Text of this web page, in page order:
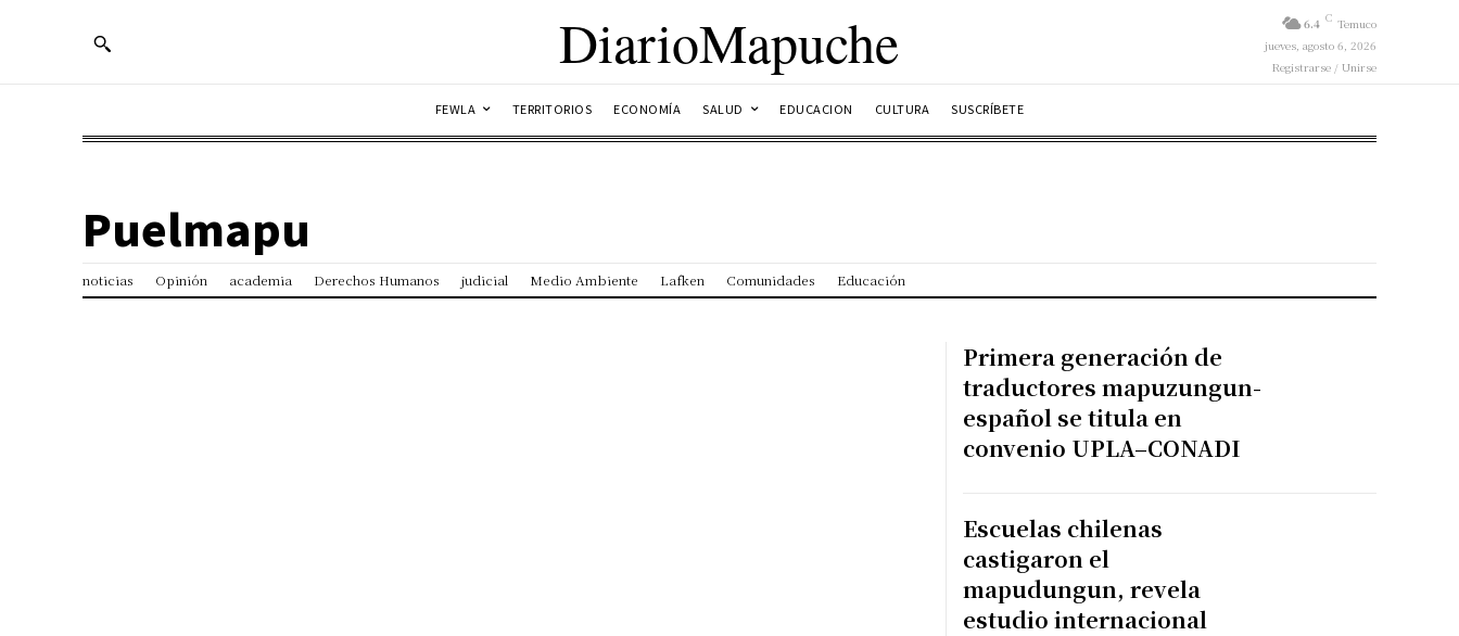
DiarioMapuche 6.4 C Temuco
jueves, agosto 6, 2026
Registrarse / Unirse
FEWLA TERRITORIOS ECONOMÍA SALUD EDUCACION CULTURA SUSCRÍBETE
Puelmapu
noticias Opinión academia Derechos Humanos judicial Medio Ambiente Lafken Comunidades Educación
Primera generación de
traductores mapuzungun-
español se titula en
convenio UPLA–CONADI
Escuelas chilenas
castigaron el
mapudungun, revela
estudio internacional